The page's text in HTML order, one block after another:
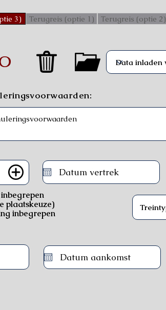
3) Terugreis (optie 1) Terugreis (optie 2)
plaatskeuze)
inbegrepen